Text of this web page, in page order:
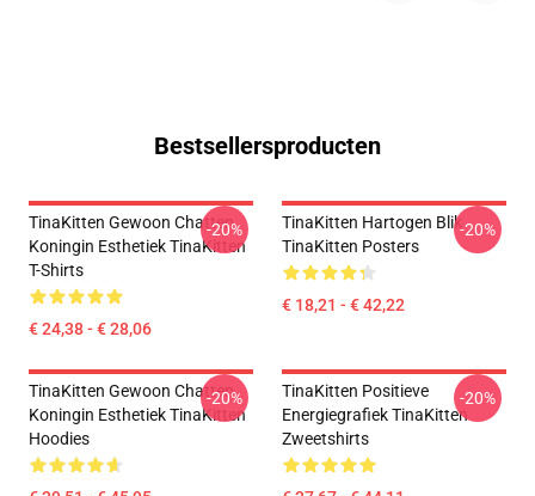
Bestsellersproducten
TinaKitten Gewoon Chatten
Koningin Esthetiek TinaKitten
T-Shirts
€ 24,38 - € 28,06
-20%
TinaKitten Hartogen Blik
TinaKitten Posters
€ 18,21 - € 42,22
-20%
TinaKitten Gewoon Chatten
Koningin Esthetiek TinaKitten
Hoodies
-20%
TinaKitten Positieve
Energiegrafiek TinaKitten
Zweetshirts
-20%